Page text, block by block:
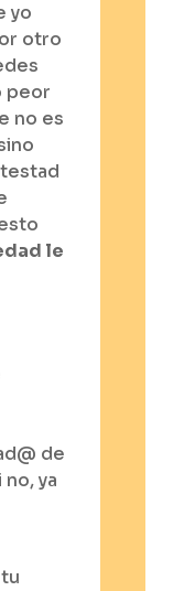
yo
otro
peor
no es
le
de
ya